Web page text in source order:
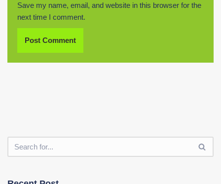
Save my name, email, and website in this browser for the
next time I comment.